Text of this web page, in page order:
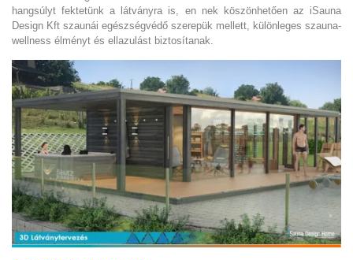
hangsúlyt fektetünk a látványra is, en nek köszönhetően az iSauna
Design Kft szaunái egészségvédő szerepük mellett, különleges szauna-
wellness élményt és ellazulást biztosítanak.